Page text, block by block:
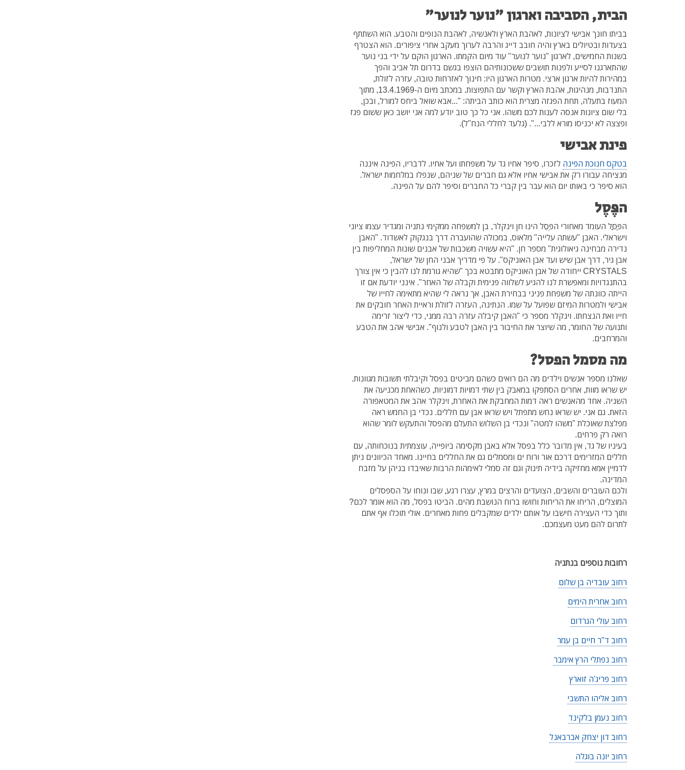
הבית, הסביבה וארגון "נוער לנוער"
בביתו חונך אבישי לציונות, לאהבת הארץ ולאנשיה, לאהבת הנופים והטבע. הוא השתתף
בצעדות ובטיולים בארץ והיה חובב דייג והרבה לערוך מעקב אחרי ציפורים. הוא הצטרף
בשנות החמישים, לארגון "נוער לנוער" עוד מיום הקמתו. הארגון הוקם על ידי בני נוער
שהתארגנו לסייע ולפנות תושבים ששכונותיהם הוצפו בגשם בדרום תל אביב והפך
במהירות להיות ארגון ארצי. מטרות הארגון היו: חינוך לאזרחות טובה, עזרה לזולת,
התנדבות, מנהיגות, אהבת הארץ וקשר עם התפוצות. במכתב מיום ה-13.4.1969, מתוך
המעוז בתעלה, תחת הפגזה מצרית הוא כותב הביתה: "...אבא שואל ביחס למורל, ובכן,
בלי שום ציונות אנסה לענות לכם משהו. אני כל כך טוב יודע למה אני יושב כאן ששום פגז
ופצצה לא יכניסו מורא ללבי...". (גלעד לחללי הנח"ל).
פינת אבישי
בטקס חנוכת הפינה לזכרו, סיפר אחיו גד על משפחתו ועל אחיו. לדבריו, הפינה איננה
מנציחה עבורו רק את אבישי אחיו אלא גם חברים של שניהם, שנפלו במלחמות ישראל.
הוא סיפר כי באותו יום הוא עבר בין קברי כל החברים וסיפר להם על הפינה.
הפֶּסֶל
הפַּסׇּל העומד מאחורי הפֶּסֶל הינו חן וינקלר, בן למשפחה ממקימי נתניה ומגדיר עצמו ציוני
וישראלי. האבן "עשתה עלייה" מלאוס, במכולה שהועברה דרך בנגקוק לאשדוד. "האבן
נדירה מבחינה גיאולוגית" מספר חן. "היא עשויה משכבות של אבנים שונות המחליפות בין
אבן גיר, דרך אבן שיש ועד אבן האוניקס". על פי מדריך אבני החן של ישראל,
CRYSTALS ייחודה של אבן האוניקס מתבטא בכך "שהיא גורמת לנו להבין כי אין צורך
בהתנגדויות ומאפשרת לנו להגיע לשלווה פנימית וקבלה של האחר". אינני יודעת אם זו
הייתה כוונתה של משפחת פניני בבחירת האבן, אך נראה לי שהיא מתאימה לחייו של
אבישי ולמטרות המיזם שפועל על שמו. הנתינה, העזרה לזולת וראיית האחר חובקים את
חייו ואת הנצחתו. וינקלר מספר כי "האבן קיבלה עזרה רבה ממני, כדי ליצור זרימה
ותנועה של החומר, מה שיוצר את החיבור בין האבן לטבע ולנוף". אבישי אהב את הטבע
והמרחבים.
מה מסמל הפסל?
שאלנו מספר אנשים וילדים מה הם רואים כשהם מביטים בפסל וקיבלתי תשובות מגוונות.
יש שראו מוות, אחרים הסתפקו במאבק בין שתי דמויות דמוניות, כשהאחת מכניעה את
השניה. אחד מהאנשים ראה דמות המחבקת את האחרת, וינקלר אהב את המטאפורה
הזאת. גם אני. יש שראו נחש מתפתל ויש שראו אבן עם חללים. נכדי בן החמש ראה
מפלצת שאוכלת "משהו למטה" ונכדי בן השלוש התעלם מהפסל והתעקש לומר שהוא
רואה רק פרחים.
בעיניו של גד, אין מדובר כלל בפסל אלא באבן מקסימה ביופייה, עוצמתית בנוכחותה, עם
חללים המזרימים דרכם אור ורוח ים ומסמלים גם את החללים בחיינו. מאחד הכיוונים ניתן
לדמיין אמא מחזיקה בידיה תינוק וגם זה סמלי לאימהות הרבות שאיבדו בניהן על מזבח
המדינה.
ולכם העוברים והשבים, הצועדים והרצים במרץ, עצרו רגע, שבו ונוחו על הספסלים
המוצלים, הריחו את הריחות וחושו ברוח הנושבת מהים. הביטו בפסל, מה הוא אומר לכם?
ותוך כדי העצירה חישבו על אותם ילדים שמקבלים פחות מאחרים. אולי תוכלו אף אתם
לתרום להם מעט מעצמכם.
רחובות נוספים בנתניה
רחוב עובדיה בן שלום
רחוב אחרית הימים
רחוב עולי הגרדום
רחוב ד"ר חיים בן עמר
רחוב נפתלי הרץ אימבר
רחוב פריג'ה זוארץ
רחוב אליהו התשבי
רחוב נעמן בלקינד
רחוב דון יצחק אברבאנל
רחוב יונה בוגלה